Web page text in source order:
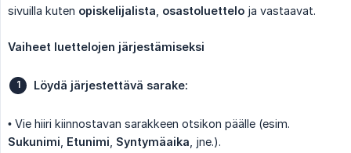
sivuilla kuten opiskelijalista osastoluettelo ja vastaavat.
Vaiheet luettelojen järjestämiseksi
Löydä järjestettävä sarake:
• Vie hiiri kiinnostavan sarakkeen otsikon päälle (esim.
Sukunimi Etunimi Syntymäaika , jne.).